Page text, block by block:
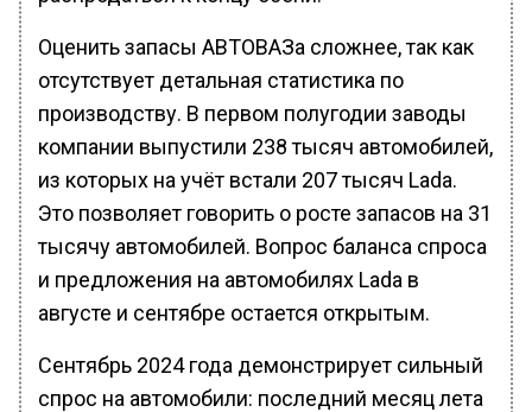
Оценить запасы АВТОВАЗа сложнее, так как
отсутствует детальная статистика по
производству. В первом полугодии заводы
компании выпустили 238 тысяч автомобилей,
из которых на учёт встали 207 тысяч Lada.
Это позволяет говорить о росте запасов на 31
тысячу автомобилей. Вопрос баланса спроса
и предложения на автомобилях Lada в
августе и сентябре остается открытым.
Сентябрь 2024 года демонстрирует сильный
спрос на автомобили: последний месяц лета